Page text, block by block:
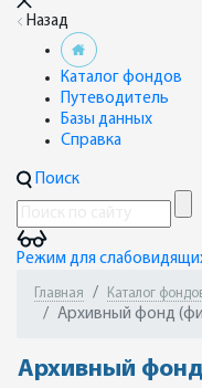
Назад
Каталог фондов
Путеводитель
Базы данных
Справка
Поиск
Режим для
Главная Каталог
Архивный фонд
Архивный фонд